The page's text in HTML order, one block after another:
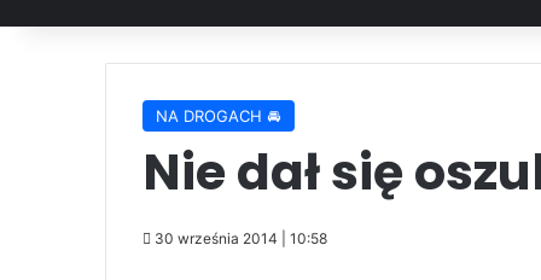
NA DROGACH 🚘
Nie dał się
30 września 2014 | 10:58